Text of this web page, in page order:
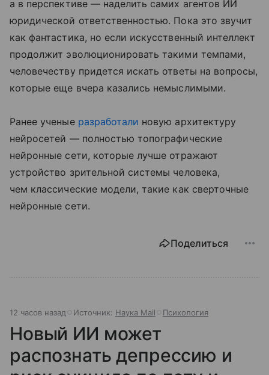
а в перспективе — наделить самих агентов ИИ
юридической ответственностью. Пока это звучит
как фантастика, но если искусственный интеллект
продолжит эволюционировать такими темпами,
человечеству придется искать ответы на вопросы,
которые еще вчера казались немыслимыми.
Ранее ученые разработали новую архитектуру
нейросетей — полностью топографические
нейронные сети, которые лучше отражают
устройство зрительной системы человека,
чем классические модели, такие как сверточные
нейронные сети.
Поделиться
12 часов назад Источник: Наука Mail Психология
Новый ИИ может
распознать депрессию и